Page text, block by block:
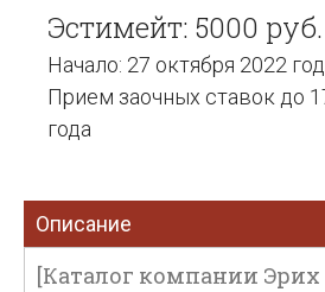
Эстимейт: 5000 руб.
Начало: 27 октября 2022
Прием заочных ставок до
года
Описание
[Каталог компании Эрих